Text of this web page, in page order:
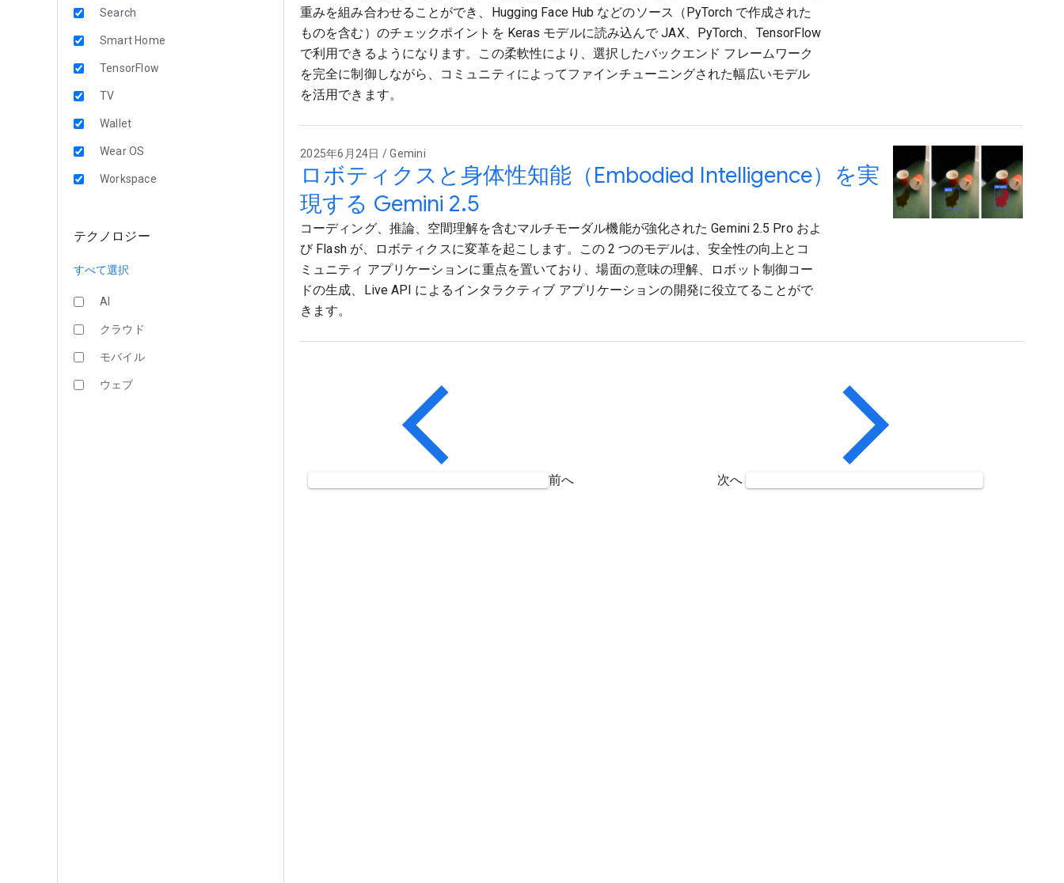
Search
Smart Home
TensorFlow
TV
Wallet
Wear OS
Workspace
テクノロジー
すべて選択
AI
クラウド
モバイル
ウェブ
重みを組み合わせることができ、Hugging Face Hub などのソース（PyTorch で作成された
ものを含む）のチェックポイントを Keras モデルに読み込んで JAX、PyTorch、TensorFlow
で利用できるようになります。この柔軟性により、選択したバックエンド フレームワーク
を完全に制御しながら、コミュニティによってファインチューニングされた幅広いモデル
を活用できます。
2025年6月24日 / Gemini
ロボティクスと身体性知能（Embodied Intelligence）を実
現する Gemini 2.5
コーディング、推論、空間理解を含むマルチモーダル機能が強化された Gemini 2.5 Pro およ
び Flash が、ロボティクスに変革を起こします。この 2 つのモデルは、安全性の向上とコ
ミュニティ アプリケーションに重点を置いており、場面の意味の理解、ロボット制御コー
ドの生成、Live API によるインタラクティブ アプリケーションの開発に役立てることがで
きます。
前へ 次へ